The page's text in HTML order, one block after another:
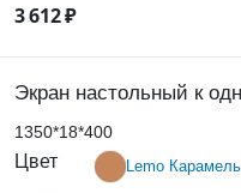
3612₽
Экран настольный к
1350*18*400
Цвет Lemo